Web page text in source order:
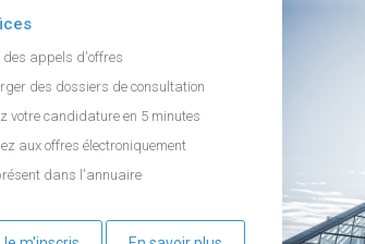
des appels d'offres
des dossiers de consultation
votre candidature en 5 minutes
aux offres électroniquement
dans l'annuaire